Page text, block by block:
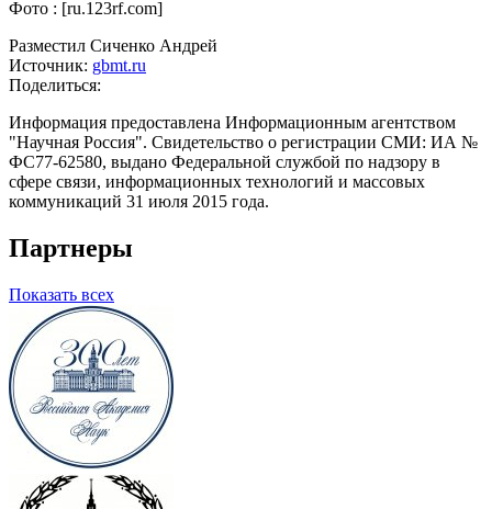
Фото : [ru.123rf.com]
Разместил Сиченко Андрей
Источник: gbmt.ru
Поделиться:
Информация предоставлена Информационным агентством
"Научная Россия". Свидетельство о регистрации СМИ: ИА №
ФС77-62580, выдано Федеральной службой по надзору в
сфере связи, информационных технологий и массовых
коммуникаций 31 июля 2015 года.
Партнеры
Показать всех